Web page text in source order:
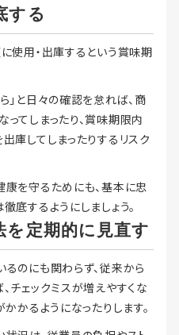
する
使用・出庫するという賞味期
」と日々の確認を怠れば、商
てしまったり、賞味期限内
庫してしまったりするリスク
を守るためにも、基本に忠
底するようにしましょう。
を定期的に見直す
のにも関わらず、従来から
チェックミスが増えやすくな
かるようになったりします。